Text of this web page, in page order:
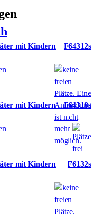
mit Kindern
F64312s
mit Kindern
F64318s
mit Kindern
F6132s